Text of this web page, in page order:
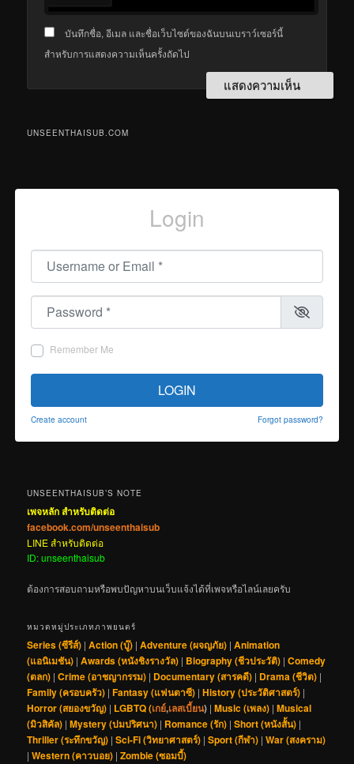
บันทึกชื่อ, อีเมล และชื่อเว็บไซต์ของฉันบนเบราว์เซอร์นี้
สำหรับการแสดงความเห็นครั้งถัดไป
UNSEENTHAISUB.COM
Login
Username or Email
Password
Remember Me
LOGIN
Create account Forgot password?
UNSEENTHAISUB’S NOTE
เพจหลัก สำหรับติดต่อ
facebook.com/unseenthaisub
LINE สำหรับติดต่อ
ID: unseenthaisub
ต้องการสอบถามหรือพบปัญหาบนเว็บแจ้งได้ที่เพจหรือไลน์เลยครับ
หมวดหมู่ประเภทภาพยนตร์
Series (ซีรีส์) |Action (บู๊) |Adventure (ผจญภัย) |Animation
(แอนิเมชัน) |Awards (หนังชิงรางวัล) | Biography (ชีวประวัติ) |Comedy
(ตลก) |Crime (อาชญากรรม) | Documentary (สารคดี) | Drama (ชีวิต) |
Family (ครอบครัว) |Fantasy (แฟนตาซี) |History (ประวัติศาสตร์) |
Horror (สยองขวัญ) | LGBTQ (เกย์,เลสเบี้ยน) |Music (เพลง) |Musical
(มิวสิคัล) |Mystery (ปมปริศนา) | Romance (รัก) |Short (หนังสั้น) |
Thriller (ระทึกขวัญ) |Sci-Fi (วิทยาศาสตร์) |Sport (กีฬา) |War (สงคราม)
|Western (คาวบอย) |Zombie (ซอมบี้)